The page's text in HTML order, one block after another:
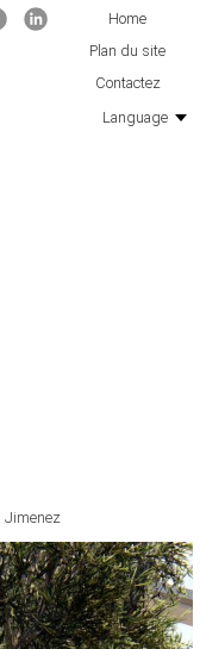
FacebookLinkedin
Home
Plan du site
Contactez
Language
Jimenez